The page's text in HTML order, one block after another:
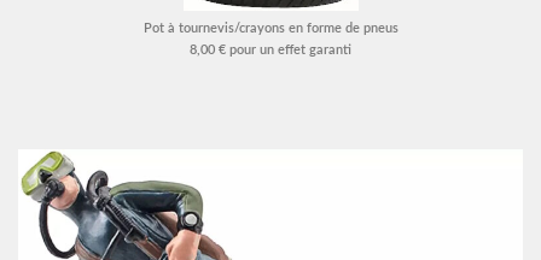
Pot à tournevis/crayons en forme de pneus
8,00 € pour un effet garanti